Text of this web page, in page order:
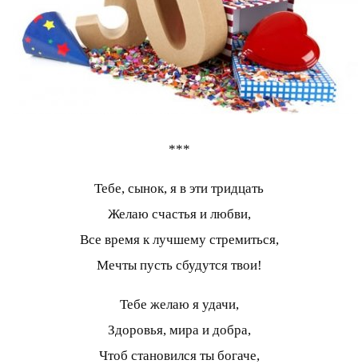
***
Тебе, сынок, я в эти тридцать
Желаю счастья и любви,
Все время к лучшему стремиться,
Мечты пусть сбудутся твои!
Тебе желаю я удачи,
Здоровья, мира и добра,
Чтоб становился ты богаче,